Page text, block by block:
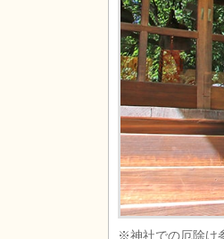
※神社での厄除け